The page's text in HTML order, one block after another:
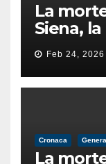
La
Siena,
di
male
Feb 24, 2026
Cronaca
La